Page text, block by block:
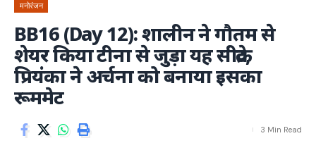
मनोरंजन
BB16 (Day 12): शालीन ने गौतम से
शेयर किया टीना से जुड़ा यह सीक्रेट,
प्रियंका ने अर्चना को बनाया इसका
रूममेट
3 Min Read